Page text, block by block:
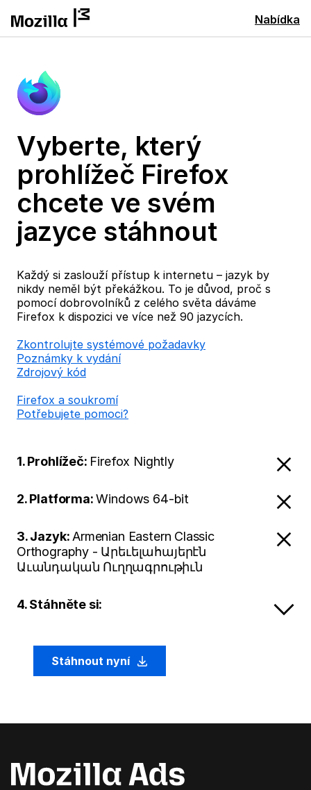
Nabídka
Vyberte, který
prohlížeč Firefox
chcete ve svém
jazyce stáhnout
Každý si zaslouží přístup k internetu – jazyk by
nikdy neměl být překážkou. To je důvod, proč s
pomocí dobrovolníků z celého světa dáváme
Firefox k dispozici ve více než 90 jazycích.
Zkontrolujte systémové požadavky
Poznámky k vydání
Zdrojový kód
Firefox a soukromí
Potřebujete pomoci?
1. Prohlížeč: Firefox Nightly
2. Platforma:Windows 64-bit
3. Jazyk: Armenian Eastern Classic
Orthography - Արեւելահայերէն
Աւանդական Ուղղագրութիւն
4. Stáhněte si:
Stáhnout nyní